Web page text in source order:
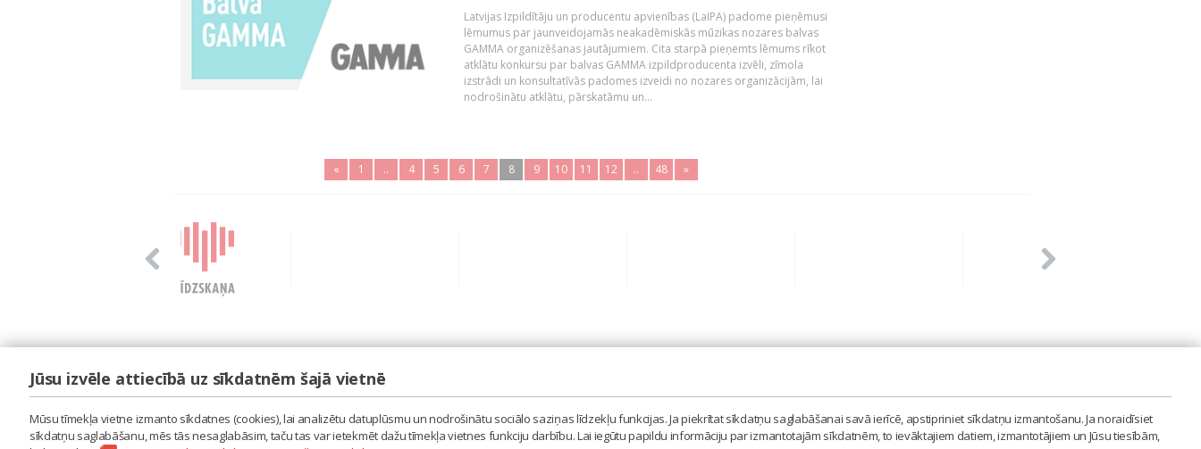
Latvijas Izpildītāju un producentu apvienības (LaIPA) padome pieņēmusi
lēmumus par jaunveidojamās neakadēmiskās mūzikas nozares balvas
GAMMA organizēšanas jautājumiem. Cita starpā pieņemts lēmums rīkot
atklātu konkursu par balvas GAMMA izpildproducenta izvēli, zīmola
izstrādi un konsultatīvās padomes izveidi no nozares organizācijām, lai
nodrošinātu atklātu, pārskatāmu un...
« 1 .. 4 5 6 7 8 9 10 11 12 .. 48 »
LAIPA
ES RADU MŪZIKU
AKTUALITĀTES
TEL. 67605023, MOB. 20398873, E-PASTS: LAIPA[AT]LAIPA.ORG
Jūsu izvēle attiecībā uz sīkdatnēm šajā vietnē
Mūsu tīmekļa vietne izmanto sīkdatnes (cookies), lai analizētu datuplūsmu un nodrošinātu sociālo saziņas līdzekļu funkcijas. Ja piekrītat sīkdatņu saglabāšanai savā ierīcē, apstipriniet sīkdatņu izmantošanu. Ja noraidīsiet
sīkdatņu saglabāšanu, mēs tās nesaglabāsim, taču tas var ietekmēt dažu tīmekļa vietnes funkciju darbību. Lai iegūtu papildu informāciju par izmantotajām sīkdatnēm, to ievāktajiem datiem, izmantotājiem un Jūsu tiesībām,